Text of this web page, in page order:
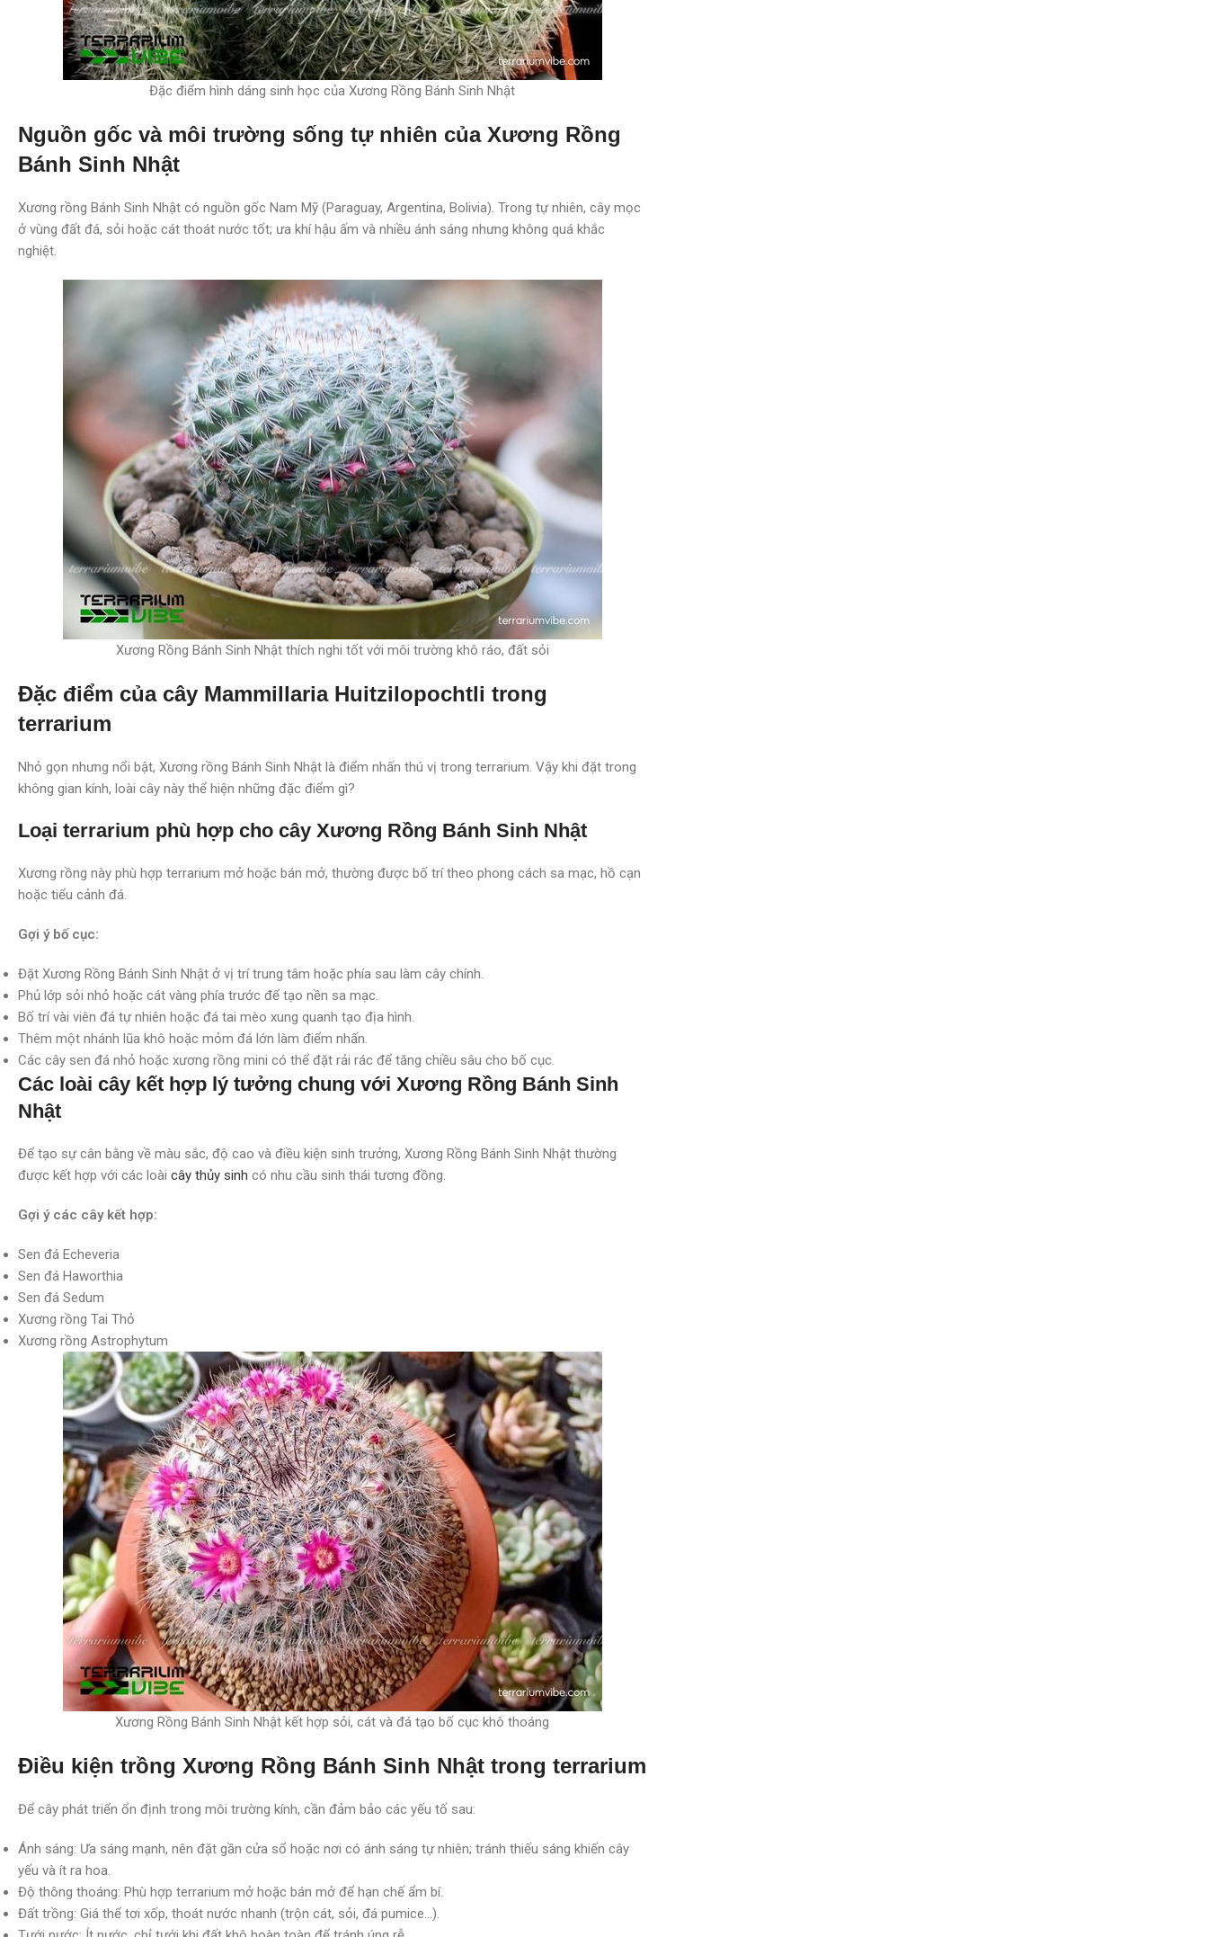
Đặc điểm hình dáng sinh học của Xương Rồng Bánh Sinh Nhật
Nguồn gốc và môi trường sống tự nhiên của Xương Rồng
Bánh Sinh Nhật
Xương rồng Bánh Sinh Nhật có nguồn gốc Nam Mỹ (Paraguay, Argentina, Bolivia). Trong tự nhiên, cây mọc
ở vùng đất đá, sỏi hoặc cát thoát nước tốt; ưa khí hậu ấm và nhiều ánh sáng nhưng không quá khắc
nghiệt.
Xương Rồng Bánh Sinh Nhật thích nghi tốt với môi trường khô ráo, đất sỏi
Đặc điểm của cây Mammillaria Huitzilopochtli trong
terrarium
Nhỏ gọn nhưng nổi bật, Xương rồng Bánh Sinh Nhật là điểm nhấn thú vị trong terrarium. Vậy khi đặt trong
không gian kính, loài cây này thể hiện những đặc điểm gì?
Loại terrarium phù hợp cho cây Xương Rồng Bánh Sinh Nhật
Xương rồng này phù hợp terrarium mở hoặc bán mở, thường được bố trí theo phong cách sa mạc, hồ cạn
hoặc tiểu cảnh đá.
Gợi ý bố cục:
Đặt Xương Rồng Bánh Sinh Nhật ở vị trí trung tâm hoặc phía sau làm cây chính.
Phủ lớp sỏi nhỏ hoặc cát vàng phía trước để tạo nền sa mạc.
Bố trí vài viên đá tự nhiên hoặc đá tai mèo xung quanh tạo địa hình.
Thêm một nhánh lũa khô hoặc mỏm đá lớn làm điểm nhấn.
Các cây sen đá nhỏ hoặc xương rồng mini có thể đặt rải rác để tăng chiều sâu cho bố cục.
Các loài cây kết hợp lý tưởng chung với Xương Rồng Bánh Sinh
Nhật
Để tạo sự cân bằng về màu sắc, độ cao và điều kiện sinh trưởng, Xương Rồng Bánh Sinh Nhật thường
được kết hợp với các loài cây thủy sinh có nhu cầu sinh thái tương đồng.
Gợi ý các cây kết hợp:
Sen đá Echeveria
Sen đá Haworthia
Sen đá Sedum
Xương rồng Tai Thỏ
Xương rồng Astrophytum
Xương Rồng Bánh Sinh Nhật kết hợp sỏi, cát và đá tạo bố cục khô thoáng
Điều kiện trồng Xương Rồng Bánh Sinh Nhật trong terrarium
Để cây phát triển ổn định trong môi trường kính, cần đảm bảo các yếu tố sau:
Ánh sáng: Ưa sáng mạnh, nên đặt gần cửa sổ hoặc nơi có ánh sáng tự nhiên; tránh thiếu sáng khiến cây
yếu và ít ra hoa.
Độ thông thoáng: Phù hợp terrarium mở hoặc bán mở để hạn chế ẩm bí.
Đất trồng: Giá thể tơi xốp, thoát nước nhanh (trộn cát, sỏi, đá pumice…).